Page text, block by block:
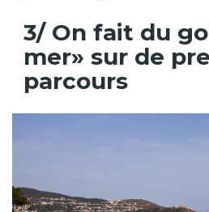
3/ On fait du
mer» sur de
parcours